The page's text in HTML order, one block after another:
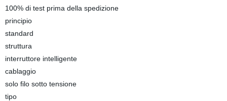
100% di test prima della spedizione
principio
standard
struttura
interruttore intelligente
cablaggio
solo filo sotto tensione
tipo